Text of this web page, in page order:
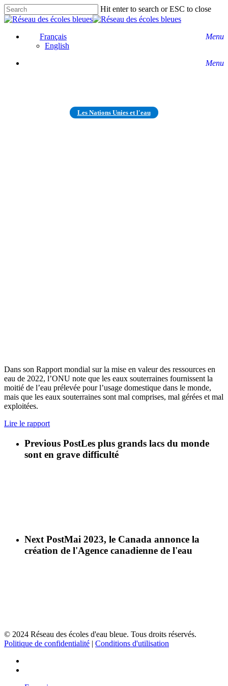
Skip
to
content
Hit enter to search or ESC to close
Close
Menu
Français
English
Menu
Les Nations Unies et l'eau
Dans son Rapport mondial sur la mise en valeur des ressources en
eau de 2022, l’ONU note que les eaux souterraines fournissent la
moitié de l’eau prélevée pour l’usage domestique dans le monde,
mais que les eaux souterraines sont mal comprises, mal gérées et mal
exploitées.
Lire le rapport
Previous PostLes plus grands lacs du monde
sont en grave difficulté
Next PostMai 2023, le Canada annonce la
création de l'Agence canadienne de l'eau
© 2024 Réseau des écoles d'eau bleue. Tous droits réservés.
Politique de confidentialité | Conditions d'utilisation